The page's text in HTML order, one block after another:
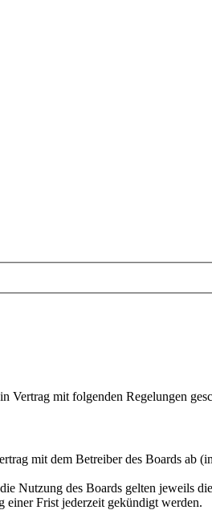
mit folgenden Regelungen
mit dem Betreiber des Boards ab
Nutzung des Boards gelten jeweils
einer Frist jederzeit gekündigt werden.